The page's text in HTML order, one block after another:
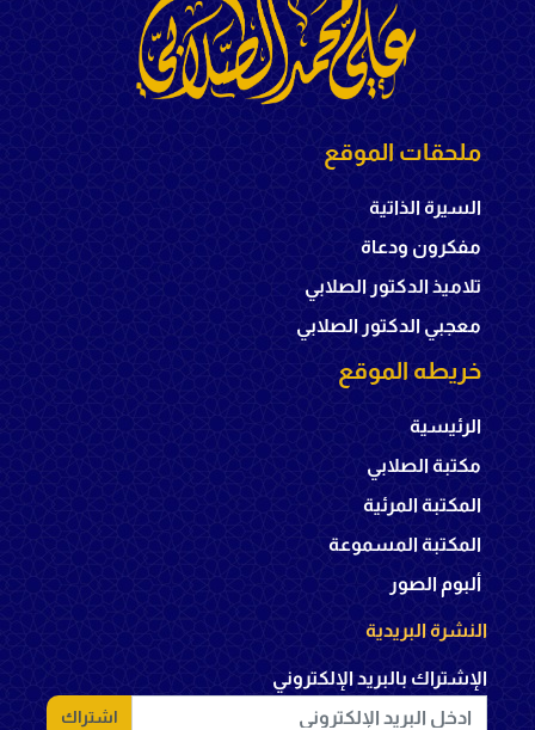
ملحقات الموقع
السيرة الذاتية
مفكرون ودعاة
تلاميذ الدكتور الصلابي
معجبي الدكتور الصلابي
خريطه الموقع
الرئيسية
مكتبة الصلابي
المكتبة المرئية
المكتبة المسموعة
ألبوم الصور
النشرة البريدية
الإشتراك بالبريد الإلكتروني
اشتراك